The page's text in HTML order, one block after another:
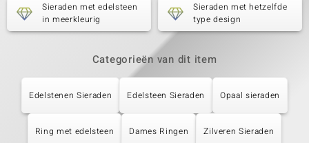
Sieraden met edelsteen
in meerkleurig
Sieraden met hetzelfde
type design
Categorieën van dit item
Edelstenen Sieraden Edelsteen Sieraden Opaal sieraden
Ring met edelsteen Dames Ringen Zilveren Sieraden